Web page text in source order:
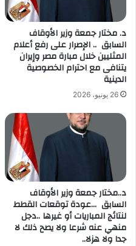
د. مختار جمعة وزير الأوقاف
السابق .. الإصرار على رفع أعلام
المثليين خلال مبارة مصر وإيران
يتنافى مع احترام الخصوصية
الدينية
26 يونيو، 2026
د..مختار جمعة وزير الأوقاف
السابق …عودة توقعات القطط
لنتائج المباريات أو غيرها ..دجل
منهي عنه شرعا ولا يصح ذلك لا
جدا ولا هزلا..